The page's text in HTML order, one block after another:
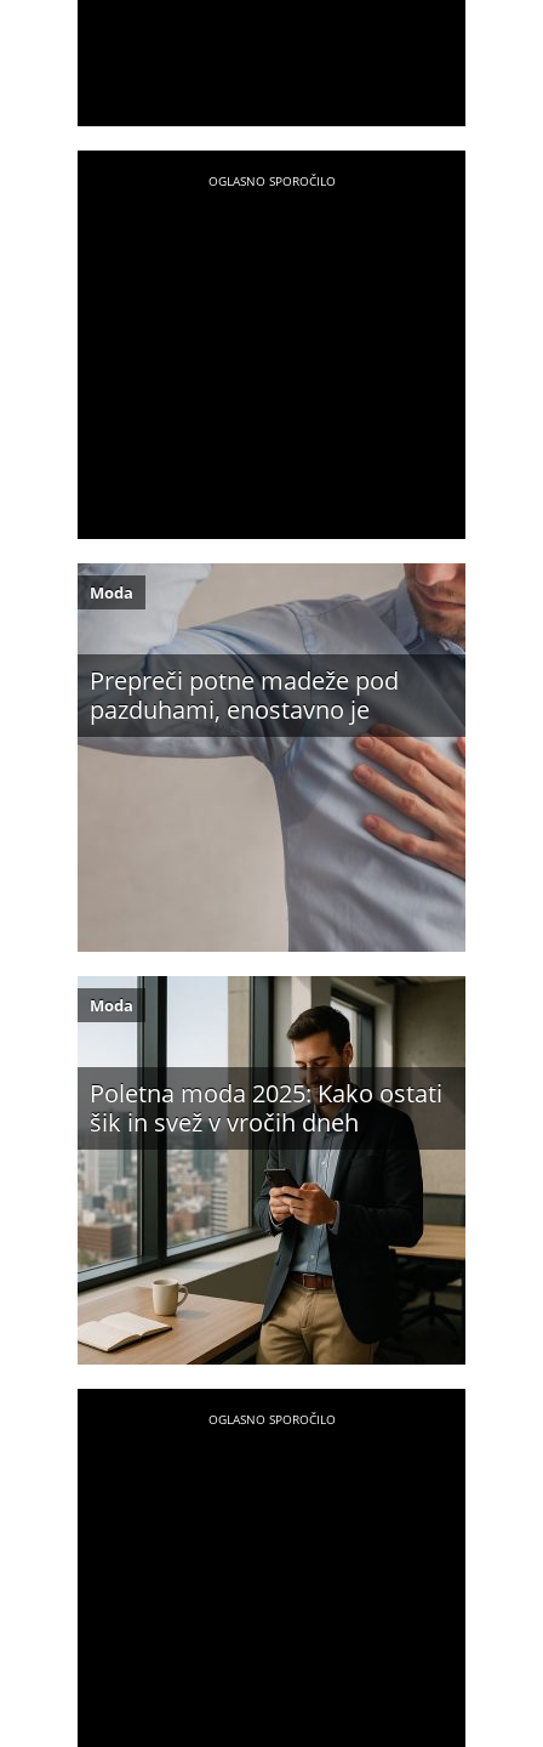
Prepreči potne madeže pod
pazduhami, enostavno je
Moda
Poletna moda 2025: Kako ostati
šik in svež v vročih dneh
Moda